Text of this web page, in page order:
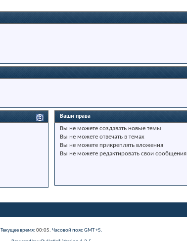
Ваши права
Вы не можете создавать новые темы
Вы не можете отвечать в темах
Вы не можете прикреплять вложения
Вы не можете редактировать свои сообщения
Текущее время: 00:05. Часовой пояс GMT +5.